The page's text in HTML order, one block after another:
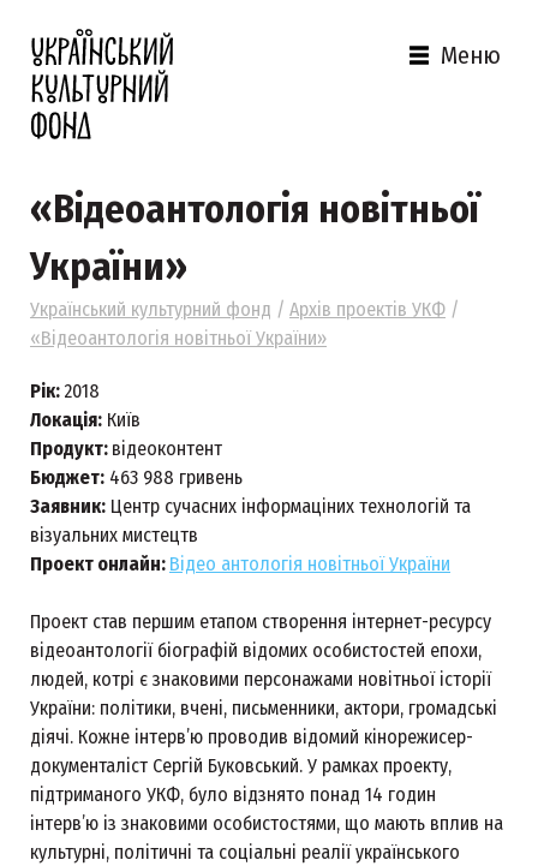
Меню
«Відеоантологія новітньої
України»
Український культурний фонд / Архів проектів УКФ /
«Відеоантологія новітньої України»
Рік: 2018
Локація: Київ
Продукт: відеоконтент
Бюджет: 463 988 гривень
Заявник: Центр сучасних інформаціних технологій та
візуальних мистецтв
Проект онлайн: Відео антологія новітньої України
Проект став першим етапом створення інтернет-ресурсу
відеоантології біографій відомих особистостей епохи,
людей, котрі є знаковими персонажами новітньої історії
України: політики, вчені, письменники, актори, громадські
діячі. Кожне інтерв’ю проводив відомий кінорежисер-
документаліст Сергій Буковський. У рамках проекту,
підтриманого УКФ, було відзнято понад 14 годин
інтерв’ю із знаковими особистостями, що мають вплив на
культурні, політичні та соціальні реалії українського